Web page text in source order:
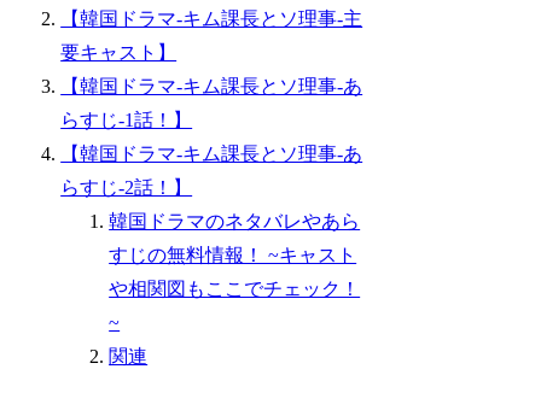
【韓国ドラマ-キム課長とソ理事-主
要キャスト】
【韓国ドラマ-キム課長とソ理事-あ
らすじ-1話！】
【韓国ドラマ-キム課長とソ理事-あ
らすじ-2話！】
韓国ドラマのネタバレやあら
すじの無料情報！ ~キャスト
や相関図もここでチェック！
~
関連